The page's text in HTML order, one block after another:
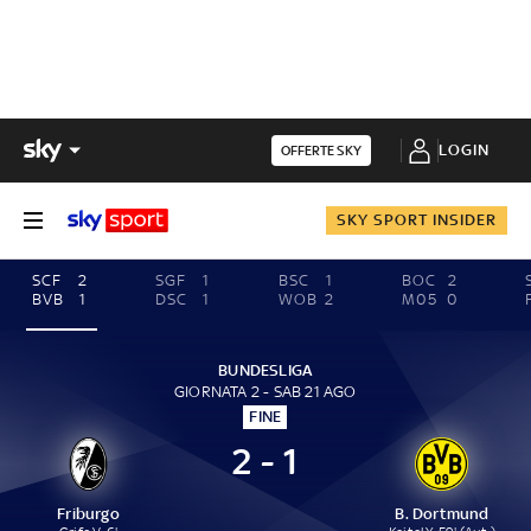
OFFERTE SKY LOGIN
SKY SPORT INSIDER
SCF
2
BVB
1
SGF
1
DSC
1
BSC
1
WOB 2
BOC
2
M05 0
BUNDESLIGA
GIORNATA 2 - SAB 21 AGO
FINE
Friburgo
2 - 1
B. Dortmund